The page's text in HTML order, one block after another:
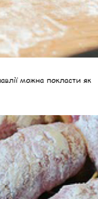
можна покласти як